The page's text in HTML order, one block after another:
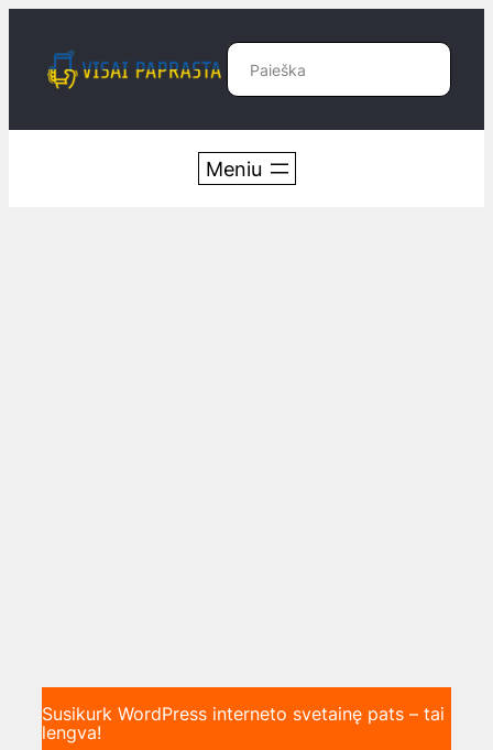
turinio
Paieška
Susikurk WordPress interneto svetainę pats – tai
lengva!